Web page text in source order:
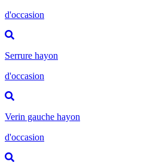
d'occasion
Serrure hayon
d'occasion
Verin gauche hayon
d'occasion